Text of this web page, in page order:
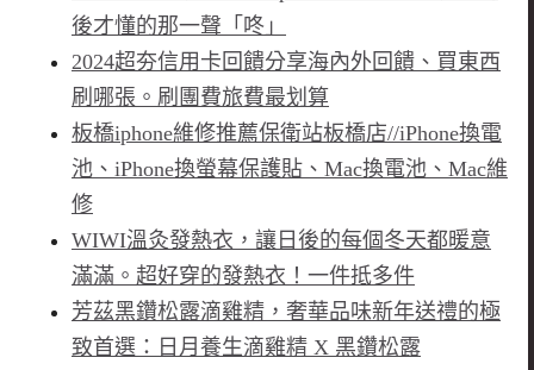
後才懂的那一聲「咚」
2024超夯信用卡回饋分享海內外回饋、買東西
刷哪張。刷團費旅費最划算
板橋iphone維修推薦保衛站板橋店//iPhone換電
池、iPhone換螢幕保護貼、Mac換電池、Mac維
修
WIWI溫灸發熱衣，讓日後的每個冬天都暖意
滿滿。超好穿的發熱衣！一件抵多件
芳茲黑鑽松露滴雞精，奢華品味新年送禮的極
致首選：日月養生滴雞精 X 黑鑽松露